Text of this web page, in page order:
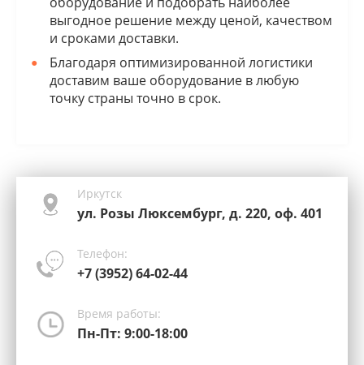
выгодное решение между ценой, качеством
и сроками доставки.
Благодаря оптимизированной логистики
доставим ваше оборудование в любую
точку страны точно в срок.
Иркутск
ул. Розы Люксембург, д. 220, оф. 401
Телефон:
+7 (3952) 64-02-44
Время работы:
Пн-Пт: 9:00-18:00